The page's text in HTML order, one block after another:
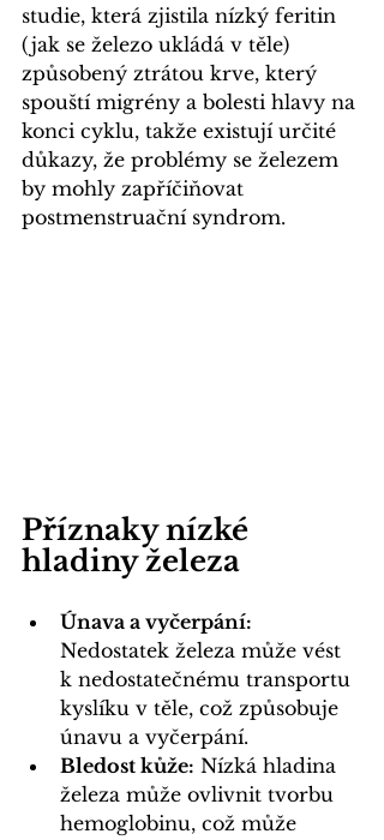
studie, která zjistila nízký feritin
(jak se železo ukládá v těle)
způsobený ztrátou krve, který
spouští migrény a bolesti hlavy na
konci cyklu, takže existují určité
důkazy, že problémy se železem
by mohly zapříčiňovat
postmenstruační syndrom.
Příznaky nízké
hladiny železa
Únava a vyčerpání:
Nedostatek železa může vést
k nedostatečnému transportu
kyslíku v těle, což způsobuje
únavu a vyčerpání.
Bledost kůže: Nízká hladina
železa může ovlivnit tvorbu
hemoglobinu, což může